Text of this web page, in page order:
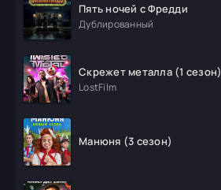
Пять ночей с Фредди
Дублированный
Скрежет металла (1 сезон)
LostFilm
Манюня (3 сезон)